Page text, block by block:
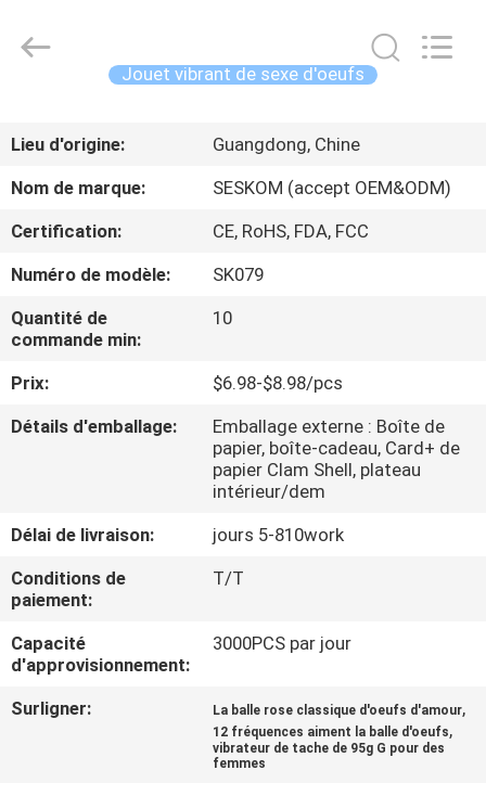
PRODUITS
SHOW
PROPOS
DE
VISITE
D'USINE
CONTRÔLE
DE
QUALITÉ
2026
SHENZHEN
Reserved.
Jouet vibrant de sexe d'oeufs
Lieu d'origine:
Guangdong, Chine
Nom de marque:
SESKOM (accept OEM&ODM)
Certification:
CE, RoHS, FDA, FCC
Numéro de modèle:
SK079
Quantité de
commande min:
10
Prix:
$6.98-$8.98/pcs
Détails d'emballage:
Emballage externe : Boîte de
papier, boîte-cadeau, Card+ de
papier Clam Shell, plateau
intérieur/dem
Délai de livraison:
jours 5-810work
Conditions de
paiement:
T/T
Capacité
d'approvisionnement:
3000PCS par jour
Surligner: La balle rose classique d'oeufs d'amour,
12 fréquences aiment la balle d'oeufs,
vibrateur de tache de 95g G pour des
femmes